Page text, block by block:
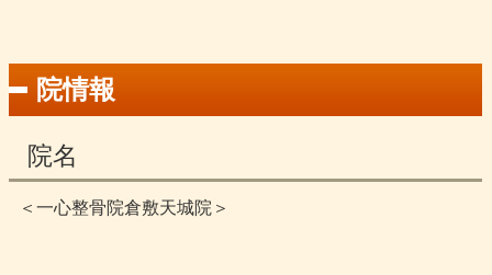
院情報
院名
＜一心整骨院倉敷天城院＞